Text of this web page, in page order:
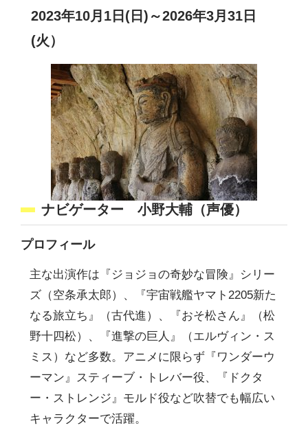
2023年10月1日(日)～2026年3月31日
(火）
ナビゲーター 小野大輔（声優）
プロフィール
主な出演作は『ジョジョの奇妙な冒険』シリー
ズ（空条承太郎）、『宇宙戦艦ヤマト2205新た
なる旅立ち』（古代進）、『おそ松さん』（松
野十四松）、『進撃の巨人』（エルヴィン・ス
ミス）など多数。アニメに限らず『ワンダーウ
ーマン』スティーブ・トレバー役、『ドクタ
ー・ストレンジ』モルド役など吹替でも幅広い
キャラクターで活躍。